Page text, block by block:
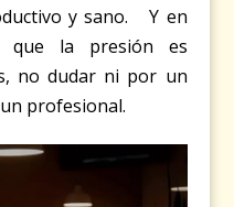
y sano. Y en
que la presión es
no dudar ni por un
profesional.